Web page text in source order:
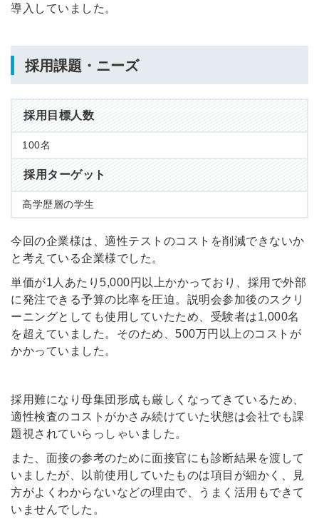
導入していました。
採用課題・ニーズ
採用目標人数
100名
採用ターゲット
高学歴層の学生
今回の企業様は、適性テストのコストを削減できないか
と考えている企業様でした。
単価が1人あたり5,000円以上かかっており、採用で外部
に発注できる予算の比率を圧迫。説明会参加後のスクリ
ーニングとしても使用していたため、受験者は1,000名
を超えていました。そのため、500万円以上のコストが
かかっていました。
採用難になり母集団形成も厳しくなってきているため、
適性検査のコストがかさみ続けていた状態は会社でも課
題視されていらっしゃいました。
また、面接の参考のために面接官にも診断結果を渡して
いましたが、以前使用していたものは項目が細かく、見
方がよくわからないなどの理由で、うまく活用もできて
いませんでした。